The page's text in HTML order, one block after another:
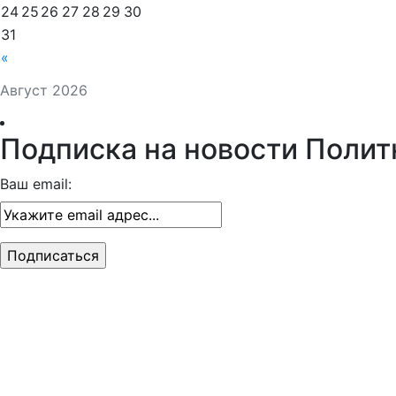
Август 2026
«
24 25 26 27 28 29 30
31
Подписка на новости
Ваш email: